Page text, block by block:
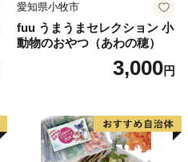
愛知県小牧市
fuu うまうまセレクション 小
動物のおやつ（あわの穂）
3,000円